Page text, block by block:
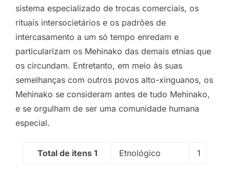
sistema especializado de trocas comerciais, os
rituais intersocietários e os padrões de
intercasamento a um só tempo enredam e
particularizam os Mehinako das demais etnias que
os circundam. Entretanto, em meio às suas
semelhanças com outros povos alto-xinguanos, os
Mehinako se consideram antes de tudo Mehinako,
e se orgulham de ser uma comunidade humana
especial.
Total de itens 1 Etnológico 1